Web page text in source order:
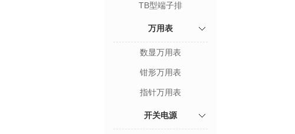
TB型端子排
万用表
数显万用表
钳形万用表
指针万用表
开关电源